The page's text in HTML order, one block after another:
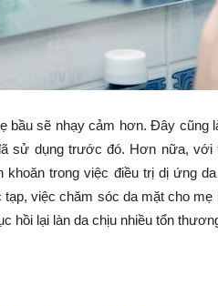
bầu sẽ nhạy cảm hơn. Đây cũng
sử dụng trước đó. Hơn nữa,
khoăn trong việc điều trị dị ứng
việc chăm sóc da mặt cho mẹ
hồi lại làn da chịu nhiều tổn